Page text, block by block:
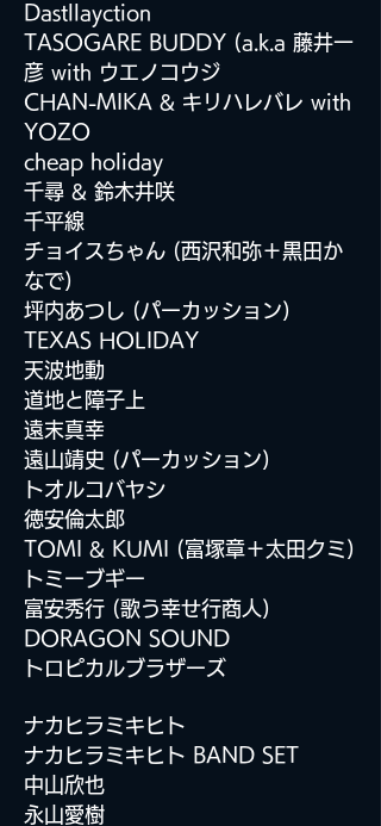
Dastllayction
TASOGARE BUDDY (a.k.a 藤井一
彦 with ウエノコウジ
CHAN-MIKA & キリハレバレ with
YOZO
cheap holiday
千尋 & 鈴木井咲
千平線
チョイスちゃん (西沢和弥＋黒田か
なで)
坪内あつし (パーカッション)
TEXAS HOLIDAY
天波地動
道地と障子上
遠末真幸
遠山靖史 (パーカッション)
トオルコバヤシ
徳安倫太郎
TOMI & KUMI (富塚章＋太田クミ)
トミーブギー
富安秀行 (歌う幸せ行商人)
DORAGON SOUND
トロピカルブラザーズ
ナカヒラミキヒト
ナカヒラミキヒト BAND SET
中山欣也
永山愛樹